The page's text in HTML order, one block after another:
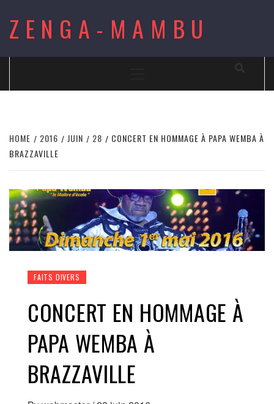
content
ZENGA-MAMBU
HOME 2016 JUIN 28
CONCERT EN HOMMAGE À PAPA WEMBA À
BRAZZAVILLE
FAITS DIVERS
CONCERT EN HOMMAGE À
PAPA WEMBA À
BRAZZAVILLE